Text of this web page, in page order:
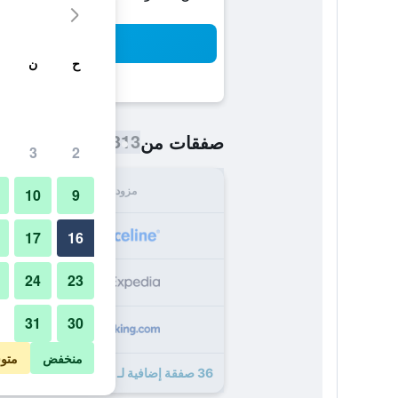
صفقات من313 ﷼
مزود
36 صفقة إضافية لـ أوشن فرونت آت ذي إنترانس
ح ن
2
3
9
10
16
17
23
24
30
31
منخفض